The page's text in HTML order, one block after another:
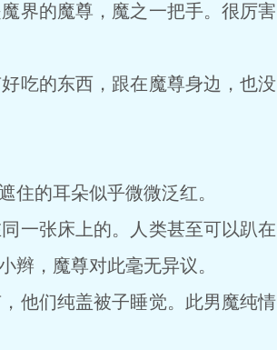
界的魔尊，魔之一把手。很厉害
吃的东西，跟在魔尊身边，也没
的耳朵似乎微微泛红。
一张床上的。人类甚至可以趴在
辫，魔尊对此毫无异议。
他们纯盖被子睡觉。此男魔纯情